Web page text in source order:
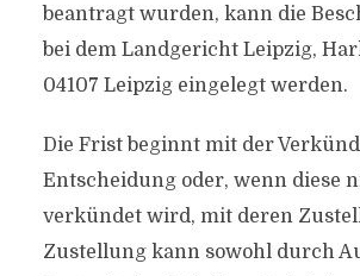
beantragt wurden, kann die
bei dem Landgericht Leipzig,
04107 Leipzig eingelegt werden.
Die Frist beginnt mit der
Entscheidung oder, wenn diese
verkündet wird, mit deren
Zustellung kann sowohl durch